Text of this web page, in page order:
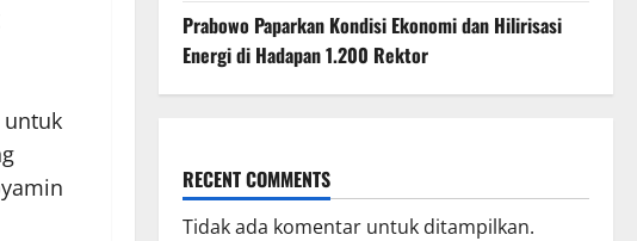
untuk
Prabowo Paparkan Kondisi Ekonomi dan Hilirisasi
Energi di Hadapan 1.200 Rektor
RECENT COMMENTS
Tidak ada komentar untuk ditampilkan.